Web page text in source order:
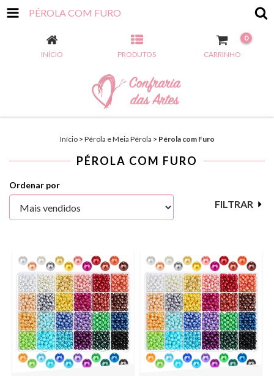
PÉROLA COM FURO
INÍCIO PRODUTOS CARRINHO
0
Início > Pérola e Meia Pérola > Pérola com Furo
PÉROLA COM FURO
Ordenar por
FILTRAR